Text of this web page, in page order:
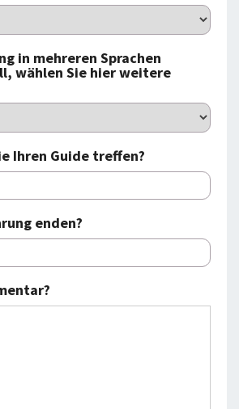
in mehreren Sprachen
wählen Sie hier weitere
Ihren Guide treffen?
enden?